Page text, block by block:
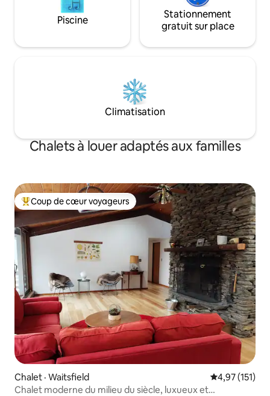
Piscine
Stationnement
gratuit sur place
Climatisation
Chalets à louer adaptés aux familles
Coup de cœur voyageurs parmi les plus aimés
Coup de cœur voyageurs
Chalet · Waitsfield Note
4,97 (151)
Chalet moderne du milieu du siècle, luxueux et